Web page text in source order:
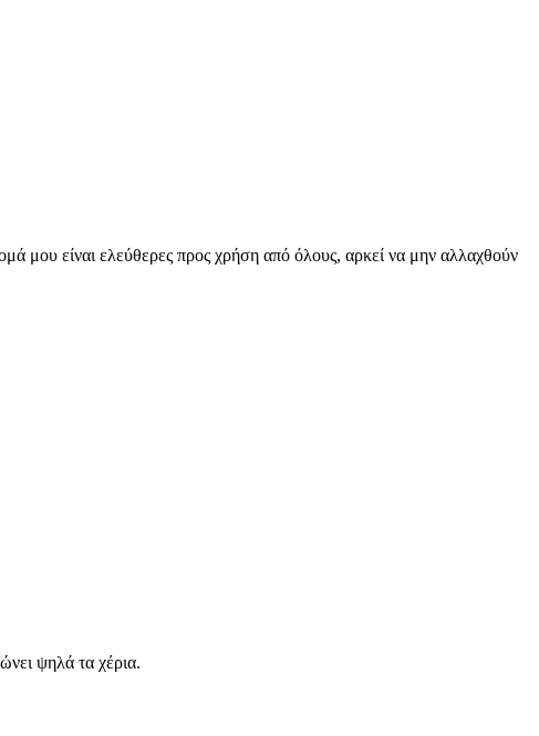
μου είναι ελεύθερες προς χρήση από όλους, αρκεί να μην αλλαχθούν
ψηλά τα χέρια.